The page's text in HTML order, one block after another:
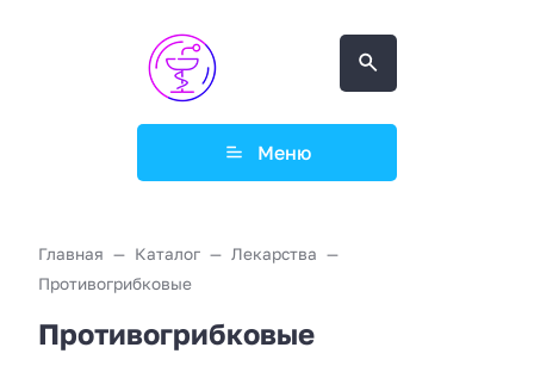
Меню
Главная Каталог
Лекарства
Противогрибковые
Противогрибковые